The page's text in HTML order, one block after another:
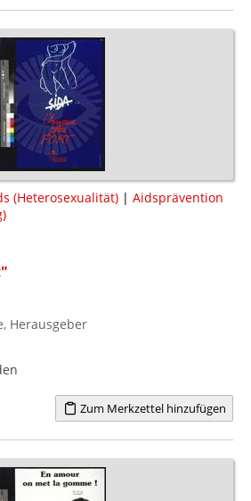
(Heterosexualität) | Aidsprävention
Herausgeber
Zum Merkzettel hinzufügen